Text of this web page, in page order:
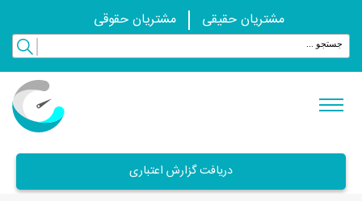
مشتریان حقیقی مشتریان حقوقی
دریافت گزارش اعتباری